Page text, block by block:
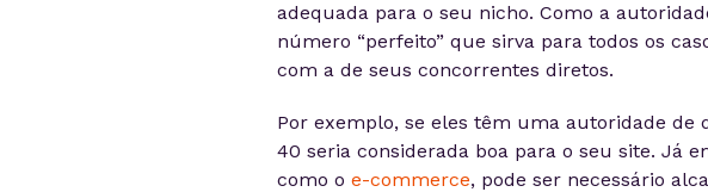
adequada para o seu nicho. Como a
número “perfeito” que sirva para todos os
com a de seus concorrentes diretos.
Por exemplo, se eles têm uma autoridade
40 seria considerada boa para o seu site. Já
como o e-commerce, pode ser necessário